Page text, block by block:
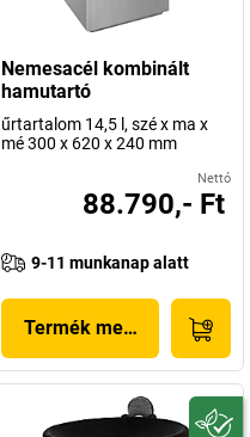
Nemesacél kombinált
hamutartó
űrtartalom 14,5 l, szé x ma x
mé 300 x 620 x 240 mm
Nettó
88.790,- Ft
9-11 munkanap alatt
Termék megjelenítése